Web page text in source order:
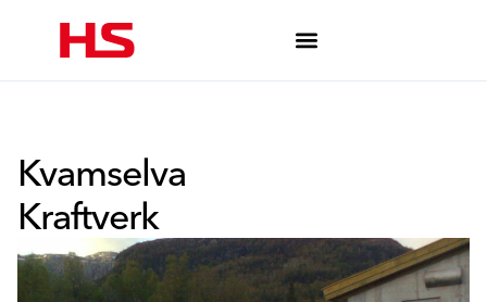
Kvamselva
Kraftverk